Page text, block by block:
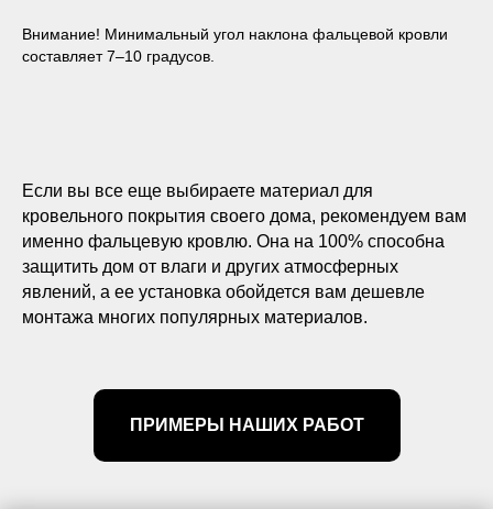
Внимание! Минимальный угол наклона фальцевой кровли
составляет 7–10 градусов.
Если вы все еще выбираете материал для
кровельного покрытия своего дома, рекомендуем вам
именно фальцевую кровлю. Она на 100% способна
защитить дом от влаги и других атмосферных
явлений, а ее установка обойдется вам дешевле
монтажа многих популярных материалов.
ПРИМЕРЫ НАШИХ РАБОТ